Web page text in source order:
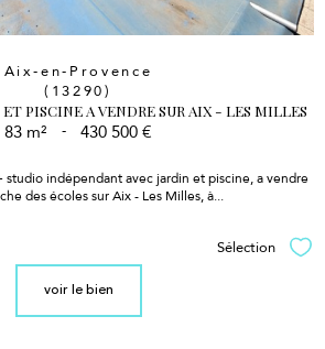
Aix-en-Provence
(13290)
PISCINE A VENDRE SUR AIX - LES MILLES
83 m² - 430 500 €
studio indépendantavec jardin et piscine, a vendre
des écoles sur Aix - Les Milles, à...
Sélection
voir le bien